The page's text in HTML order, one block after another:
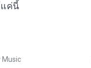
ค่นี้
Music